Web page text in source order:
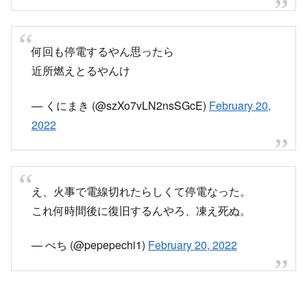
いきなり停電で真っ暗に！数分で回復したけど。
と思ったら近くで火事だ！
八幡市橋本駅前 pic.twitter.com/4pcxlYGMmb
— ツミ (@kakapo13) February 20, 2022
八幡で火事だ〜 家がめちゃくちゃ燃えてたな
pic.twitter.com/NtW3825BDS
— カナデッチマン (@DJ_KANADE_)February
20, 2022